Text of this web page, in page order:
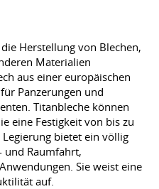
Herstellung von Blechen,
Materialien
aus einer europäischen
Panzerungen und
Titanbleche können
eine Festigkeit von bis zu
Legierung bietet ein völlig
und Raumfahrt,
Sie weist eine
auf.